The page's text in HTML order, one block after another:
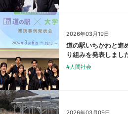
2026年03月19日
道の駅いちかわと進
り組みを発表しまし
#人間社会
2026年03月09日